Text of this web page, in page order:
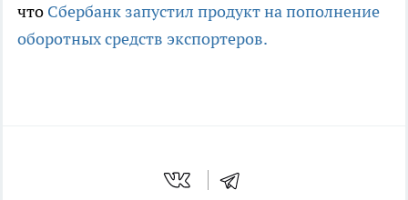
что Сбербанк запустил продукт на пополнение
оборотных средств экспортеров.